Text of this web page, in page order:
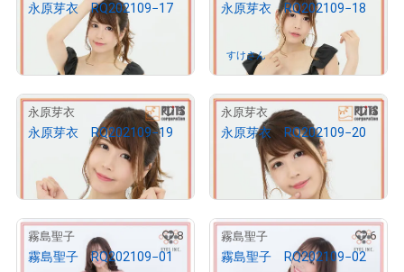
永原芽衣 RQ202109−17
10,000
売出し（初回販売）
永原芽衣 RQ202109−18
すけさんさんが保有中
永原芽衣 5
永原芽衣 RQ202109−19
売出し（初回販売）
永原芽衣 6
永原芽衣 RQ202109−20
10,000
売出し（初回販売）
霧島聖子 8
霧島聖子 RQ202109−01
霧島聖子 6
霧島聖子 RQ202109−02